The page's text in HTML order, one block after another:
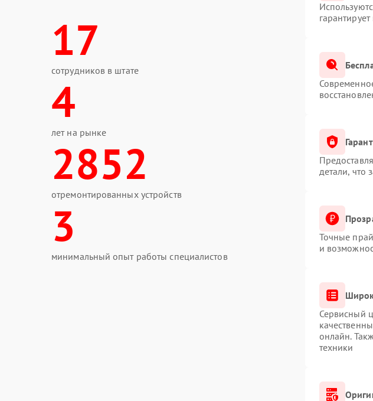
17
сотрудников в штате
4
лет на рынке
2852
отремонтированных устройств
3
минимальный опыт работы специалистов
детали, что
Точные
и
Сервисный
онлайн.
техники